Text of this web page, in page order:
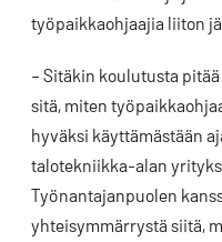
työpaikkaohjaajia liiton
– Sitäkin koulutusta
sitä, miten
hyväksi käyttämästään
talotekniikka-alan
Työnantajanpuolen
yhteisymmärrystä siitä,